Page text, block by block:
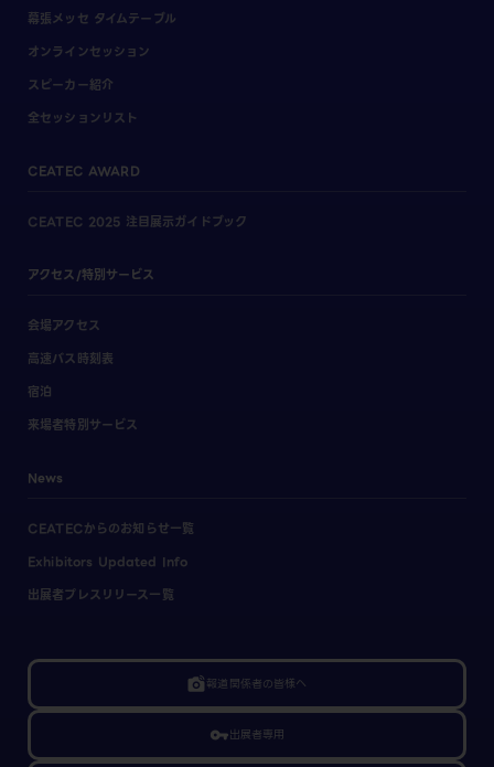
幕張メッセ タイムテーブル
オンラインセッション
スピーカー紹介
全セッションリスト
CEATEC AWARD
CEATEC 2025 注目展示ガイドブック
アクセス/特別サービス
会場アクセス
高速バス時刻表
宿泊
来場者特別サービス
News
CEATECからのお知らせ一覧
Exhibitors Updated Info
出展者プレスリリース一覧
linked_camera報道関係者の皆様へ
vpn_key出展者専用